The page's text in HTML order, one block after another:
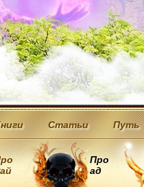
Статьи Путь
Про
ад